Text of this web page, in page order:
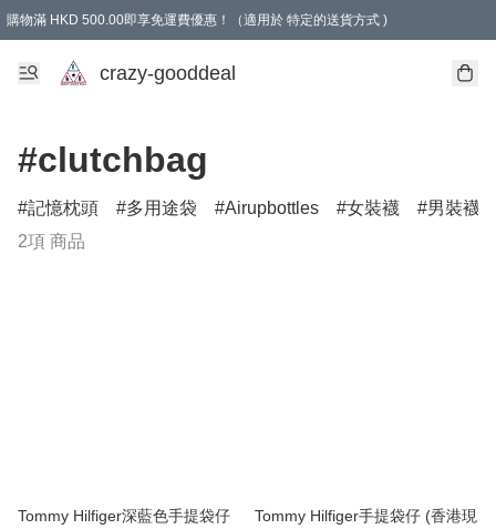
購物滿 HKD 500.00即享免運費優惠！（適用於 特定的送貨方式 )
成為會員可享免費禮品
crazy-gooddeal
#clutchbag
記憶枕頭 多用途袋 Airupbottles 女裝襪
男裝襪
2項 商品
Tommy Hilfiger深藍色手提袋仔
Tommy Hilfiger手提袋仔 (香港現